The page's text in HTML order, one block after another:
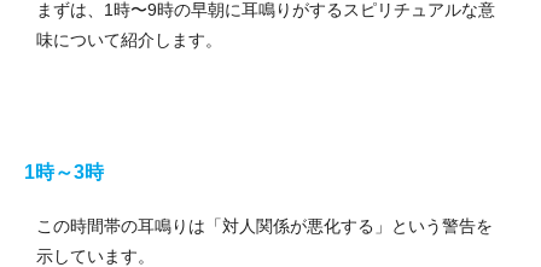
まずは、1時〜9時の早朝に耳鳴りがするスピリチュアルな意
味について紹介します。
1時～3時
この時間帯の耳鳴りは「対人関係が悪化する」という警告を
示しています。